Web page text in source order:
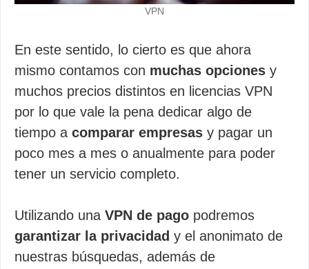
VPN
En este sentido, lo cierto es que ahora
mismo contamos con muchas opciones y
muchos precios distintos en licencias VPN
por lo que vale la pena dedicar algo de
tiempo a comparar empresas y pagar un
poco mes a mes o anualmente para poder
tener un servicio completo.
Utilizando una VPN de pago podremos
garantizar la privacidad y el anonimato de
nuestras búsquedas, además de